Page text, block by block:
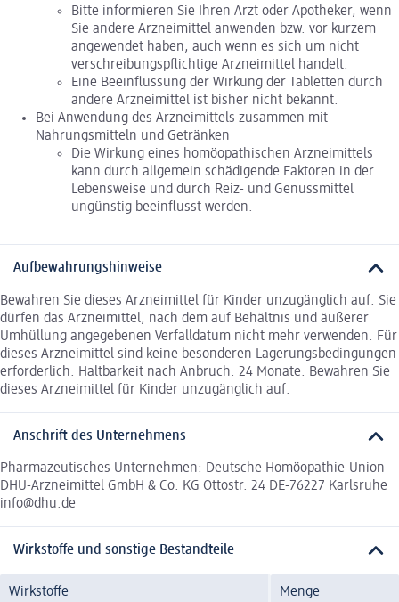
Bitte informieren Sie Ihren Arzt oder Apotheker, wenn
Sie andere Arzneimittel anwenden bzw. vor kurzem
angewendet haben, auch wenn es sich um nicht
verschreibungspflichtige Arzneimittel handelt.
Eine Beeinflussung der Wirkung der Tabletten durch
andere Arzneimittel ist bisher nicht bekannt.
Bei Anwendung des Arzneimittels zusammen mit
Nahrungsmitteln und Getränken
Die Wirkung eines homöopathischen Arzneimittels
kann durch allgemein schädigende Faktoren in der
Lebensweise und durch Reiz- und Genussmittel
ungünstig beeinflusst werden.
Aufbewahrungshinweise
Bewahren Sie dieses Arzneimittel für Kinder unzugänglich auf. Sie
dürfen das Arzneimittel, nach dem auf Behältnis und äußerer
Umhüllung angegebenen Verfalldatum nicht mehr verwenden. Für
dieses Arzneimittel sind keine besonderen Lagerungsbedingungen
erforderlich. Haltbarkeit nach Anbruch: 24 Monate. Bewahren Sie
dieses Arzneimittel für Kinder unzugänglich auf.
Anschrift des Unternehmens
Pharmazeutisches Unternehmen: Deutsche Homöopathie-Union
DHU-Arzneimittel GmbH & Co. KG Ottostr. 24 DE-76227 Karlsruhe
info@dhu.de
Wirkstoffe und sonstige Bestandteile
Wirkstoffe Menge